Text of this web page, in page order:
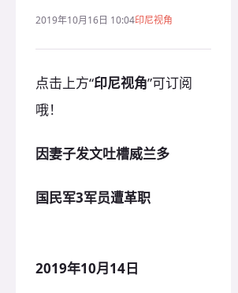
2019年10月16日 10:04印尼视角
点击上方“印尼视角”可订阅
哦！
因妻子发文吐槽威兰多
国民军3军员遭革职
2019年10月14日